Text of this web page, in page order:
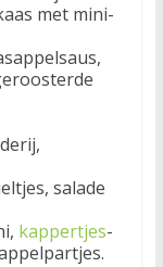
met mini-
salade
kappertjes-